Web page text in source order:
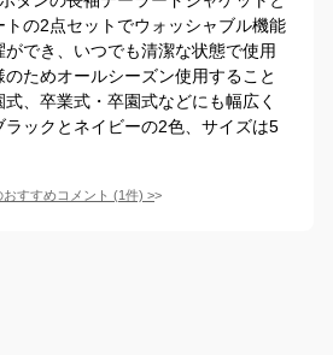
トの2点セットでウォッシャブル機能
でき、いつでも清潔な状態で使用
ためオールシーズン使用すること
、卒業式・卒園式などにも幅広く
ックとネイビーの2色、サイズは5
すすめコメント (1件) >